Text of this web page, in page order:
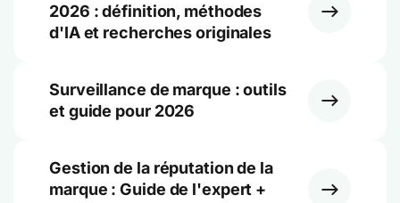
2026 : définition, méthodes
d'IA et recherches originales
Surveillance de marque : outils
et guide pour 2026
Gestion de la réputation de la
marque : Guide de l'expert +